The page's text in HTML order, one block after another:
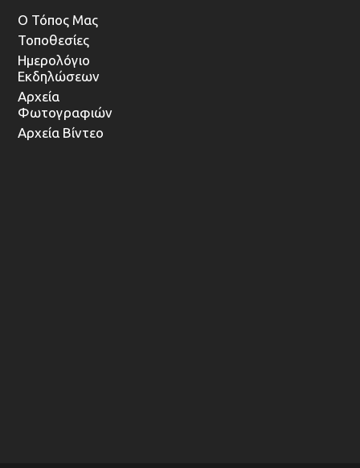
Ο Τόπος Μας
Τοποθεσίες
Ημερολόγιο
Εκδηλώσεων
Αρχεία
Φωτογραφιών
Αρχεία Βίντεο